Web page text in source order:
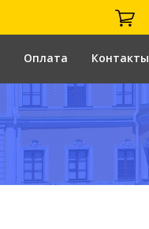
Оплата Контакты